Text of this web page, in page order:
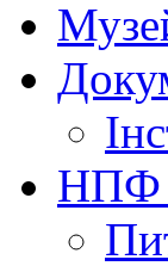
НПФ